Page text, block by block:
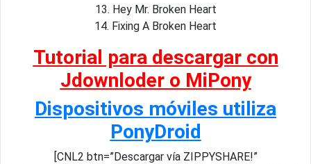
13. Hey Mr. Broken Heart
14. Fixing A Broken Heart
Tutorial para descargar con
Jdownloder o MiPony
Dispositivos móviles utiliza
PonyDroid
[CNL2 btn=”Descargar vía ZIPPYSHARE!”